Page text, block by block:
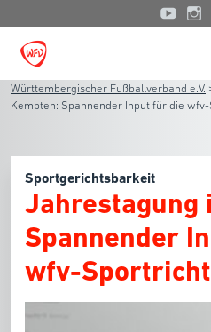
Württembergischer Fußballverband e.V.
Kempten: Spannender Input für die
Sportgerichtsbarkeit
Jahrestagung
Spannender
wfv-